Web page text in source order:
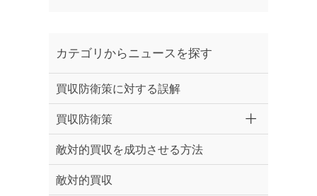
カテゴリからニュースを探す
買収防衛策に対する誤解
買収防衛策
敵対的買収を成功させる方法
敵対的買収